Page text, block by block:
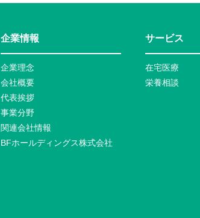
企業情報
企業理念
会社概要
代表挨拶
事業分野
関連会社情報
BFホールディングス株式会社
サービス
在宅医療
栄養相談